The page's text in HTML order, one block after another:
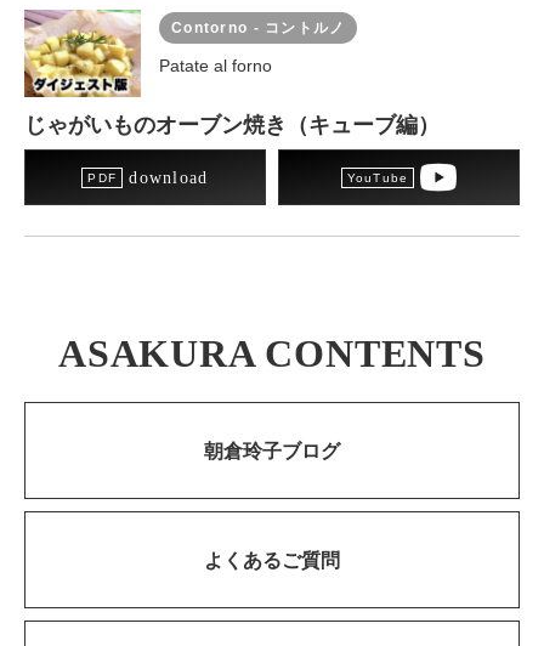
Contorno - コントルノ
Patate al forno
じゃがいものオーブン焼き（キューブ編）
download
ASAKURA CONTENTS
朝倉玲子ブログ
よくあるご質問